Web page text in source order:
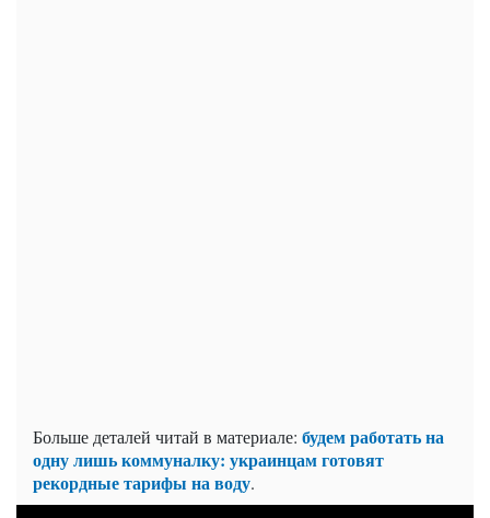
Больше деталей читай в материале: будем работать на
одну лишь коммуналку: украинцам готовят
рекордные тарифы на воду.